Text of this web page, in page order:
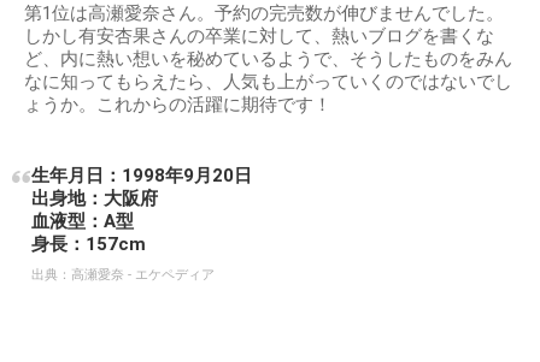
第1位は高瀬愛奈さん。予約の完売数が伸びませんでした。
しかし有安杏果さんの卒業に対して、熱いブログを書くな
ど、内に熱い想いを秘めているようで、そうしたものをみん
なに知ってもらえたら、人気も上がっていくのではないでし
ょうか。これからの活躍に期待です！
生年月日：1998年9月20日
出身地：大阪府
血液型：A型
身長：157cm
出典： 高瀬愛奈 - エケペディア